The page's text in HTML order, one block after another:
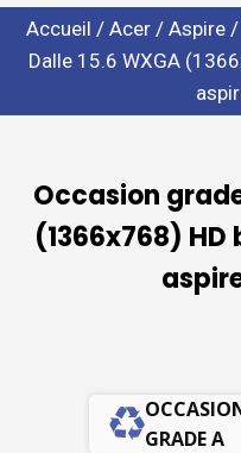
Accueil / Acer/ Aspire/
Dalle 15.6 WXGA
Occasion
(1366x768)
GRADE A